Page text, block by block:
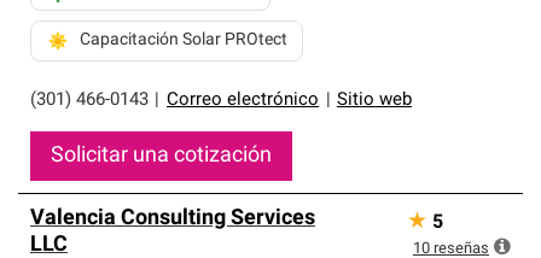
(301) 466-0143 Correo electrónico Sitio web
Capacitación Solar PROtect
Solicitar una cotización
Valencia Consulting Services
LLC
★ 5
10 reseñas